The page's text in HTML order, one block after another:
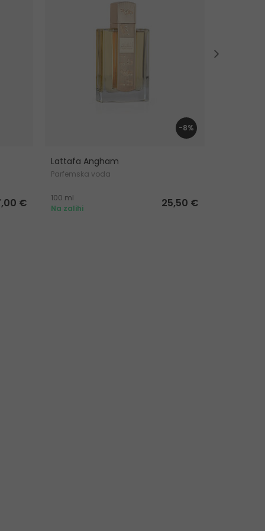
€
-8%
Lattafa Angham
Parfemska voda
100 ml
Na zalihi
25,50 €